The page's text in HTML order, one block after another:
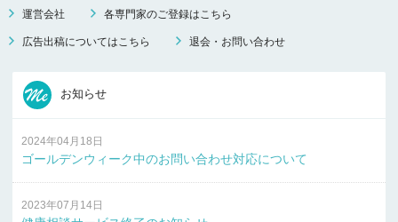
運営会社 各専門家のご登録はこちら
広告出稿についてはこちら 退会・お問い合わせ
お知らせ
2024年04月18日
ゴールデンウィーク中のお問い合わせ対応について
2023年07月14日